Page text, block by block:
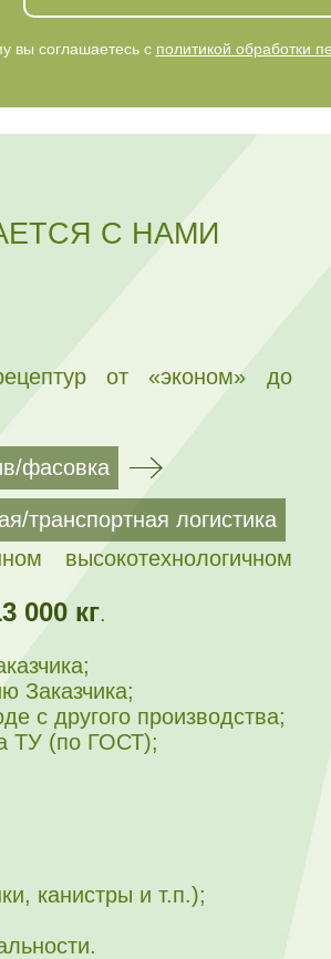
вы соглашаетесь с политикой обработки
С НАМИ
от «эконом» до
фасовка
транспортная логистика
высокотехнологичном
000 кг.
Заказчика;
с другого производства;
ТУ (по ГОСТ);
канистры и т.п.);